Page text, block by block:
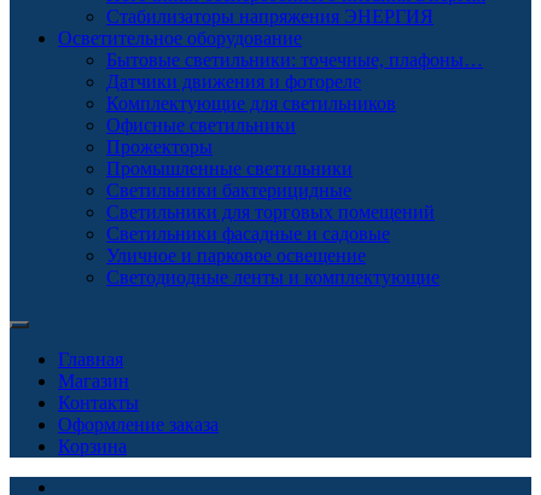
Стабилизаторы напряжения ЭНЕРГИЯ
Осветительное оборудование
Бытовые светильники: точечные, плафоны…
Датчики движения и фотореле
Комплектующие для светильников
Офисные светильники
Прожекторы
Промышленные светильники
Светильники бактерицидные
Светильники для торговых помещений
Светильники фасадные и садовые
Уличное и парковое освещение
Светодиодные ленты и комплектующие
Главная
Магазин
Контакты
Оформление заказа
Корзина